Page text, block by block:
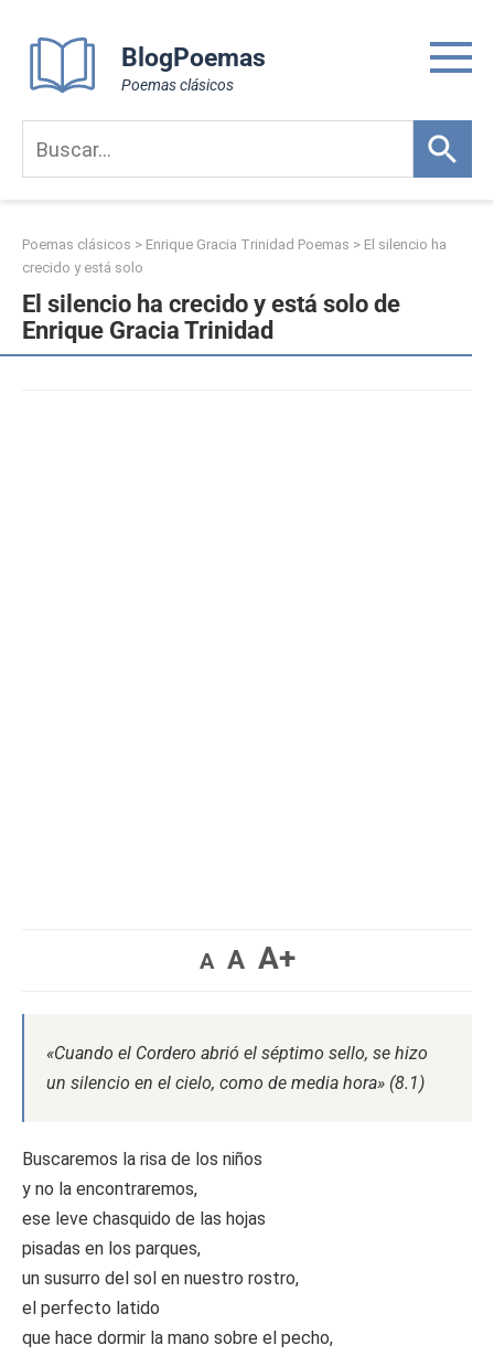
content
BlogPoemas
Poemas clásicos
Poemas clásicos > Enrique Gracia Trinidad Poemas > El silencio ha
crecido y está solo
El silencio ha crecido y está solo de
Enrique Gracia Trinidad
A A A+
«Cuando el Cordero abrió el séptimo sello, se hizo
un silencio en el cielo, como de media hora» (8.1)
Buscaremos la risa de los niños
y no la encontraremos,
ese leve chasquido de las hojas
pisadas en los parques,
un susurro del sol en nuestro rostro,
el perfecto latido
que hace dormir la mano sobre el pecho,